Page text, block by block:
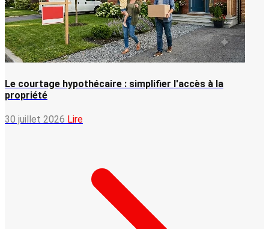
Le courtage hypothécaire : simplifier l'accès à la
propriété
30 juillet 2026 Lire